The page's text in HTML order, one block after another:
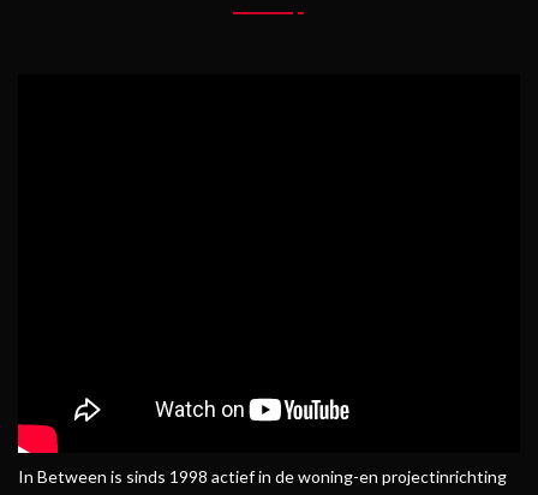
In Between is sinds 1998 actief in de woning-en projectinrichting